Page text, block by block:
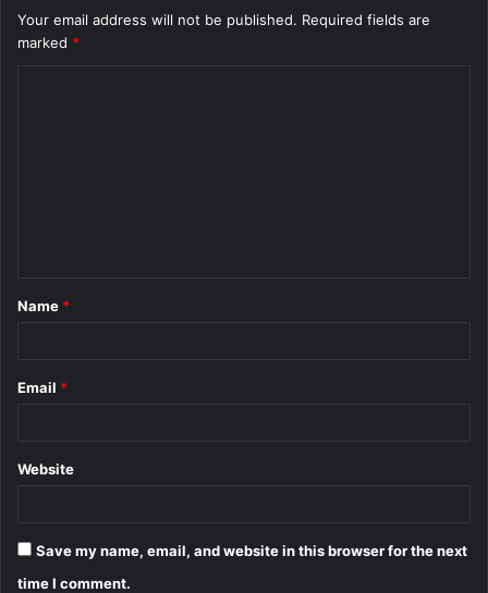
Your email address will not be published. Required fields are
marked *
*
Name *
Email *
Website
Save my name, email, and website in this browser for the next
time I comment.